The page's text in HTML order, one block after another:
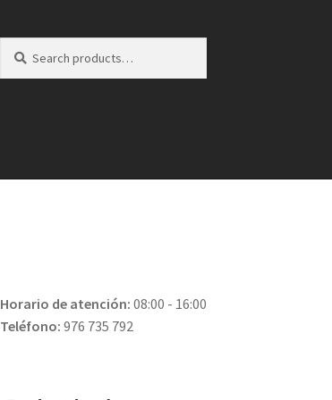
for:
Horario de atención: 08:00 - 16:00
Teléfono: 976 735 792